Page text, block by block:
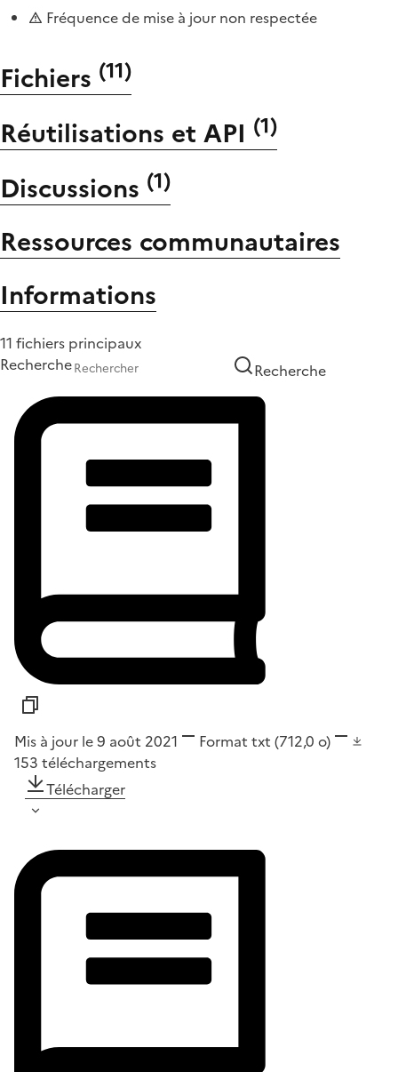
Fréquence de mise à jour non respectée
Fichiers (11)
Réutilisations et API (1)
Discussions (1)
Ressources communautaires
Informations
11 fichiers principaux
Recherche
Recherche
Mis à jour le 9 août 2021 Format txt (712,0 o)
153 téléchargements
Télécharger